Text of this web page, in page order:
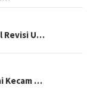
Revisi U…
Kecam …